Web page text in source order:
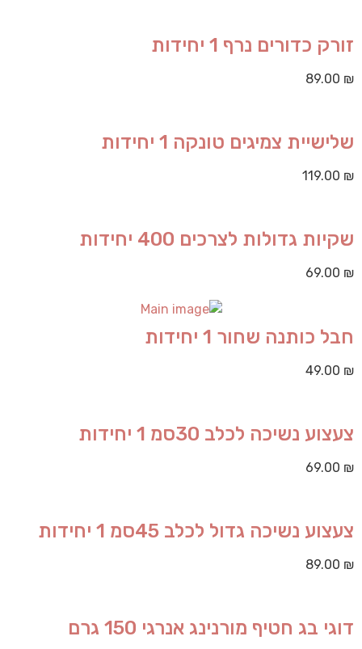
זורק כדורים נרף 1 יחידות
89.00 ₪
שלישיית צמיגים טונקה 1 יחידות
119.00 ₪
שקיות גדולות לצרכים 400 יחידות
69.00 ₪
חבל כותנה שחור 1 יחידות
49.00 ₪
צעצוע נשיכה לכלב 30סמ 1 יחידות
69.00 ₪
צעצוע נשיכה גדול לכלב 45סמ 1 יחידות
89.00 ₪
דוגי בג חטיף מורנינג אנרגי 150 גרם